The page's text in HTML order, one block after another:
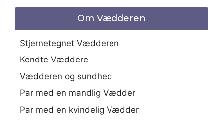
Om Vædderen
Stjernetegnet Vædderen
Kendte Væddere
Vædderen og sundhed
Par med en mandlig Vædder
Par med en kvindelig Vædder